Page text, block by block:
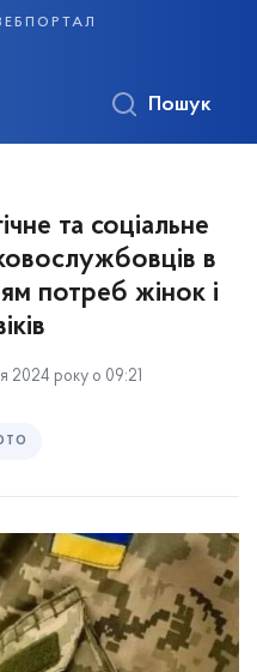
Пошук
та соціальне
в
потреб жінок і
2024 року о 09:21